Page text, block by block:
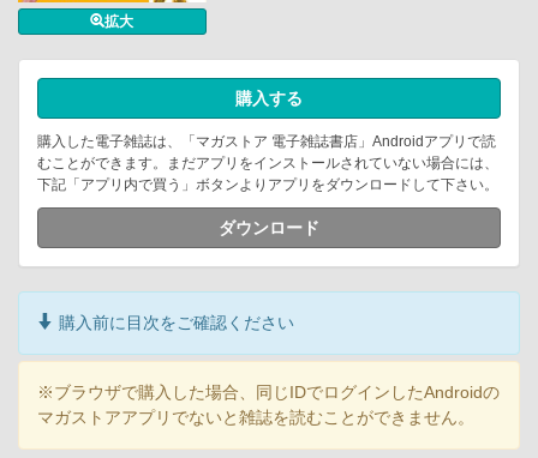
拡大
購入する
購入した電子雑誌は、「マガストア 電子雑誌書店」Androidアプリで読
むことができます。まだアプリをインストールされていない場合には、
下記「アプリ内で買う」ボタンよりアプリをダウンロードして下さい。
ダウンロード
購入前に目次をご確認ください
※ブラウザで購入した場合、同じIDでログインしたAndroidの
マガストアアプリでないと雑誌を読むことができません。